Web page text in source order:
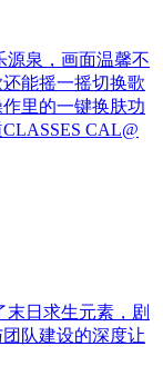
源泉，画面温馨不
能摇一摇切换歌
里的一键换肤功
CAL@
日求生元素，剧
队建设的深度让